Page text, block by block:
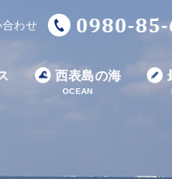
わせ
西表島の海
OCEAN